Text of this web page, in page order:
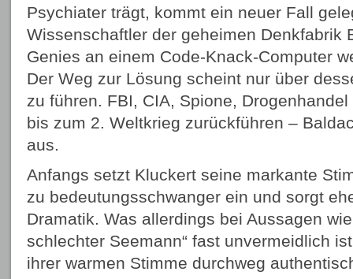
Psychiater trägt, kommt ein neuer Fall
Wissenschaftler der geheimen Denkfabrik
Genies an einem Code-Knack-Computer
Der Weg zur Lösung scheint nur über
zu führen. FBI, CIA, Spione,
bis zum 2. Weltkrieg zurückführen –
aus.
Anfangs setzt Kluckert seine markante
zu bedeutungsschwanger ein und sorgt
Dramatik. Was allerdings bei Aussagen
schlechter Seemann“ fast unvermeidlich
ihrer warmen Stimme durchweg